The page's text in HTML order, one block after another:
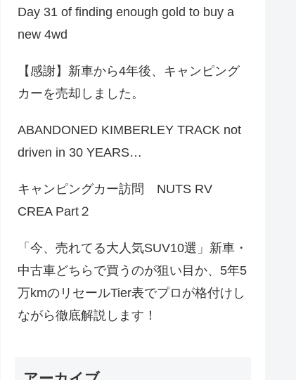
Day 31 of finding enough gold to buy a
new 4wd
【感謝】新車から4年後、キャンピング
カーを売却しました。
ABANDONED KIMBERLEY TRACK not
driven in 30 YEARS…
キャンピングカー訪問 NUTS RV
CREA Part２
「今、売れてる大人気SUV10選」新車・
中古車どちらで買うのが狙い目か、5年5
万kmのリセールTier表でプロが格付けし
ながら徹底解説します！